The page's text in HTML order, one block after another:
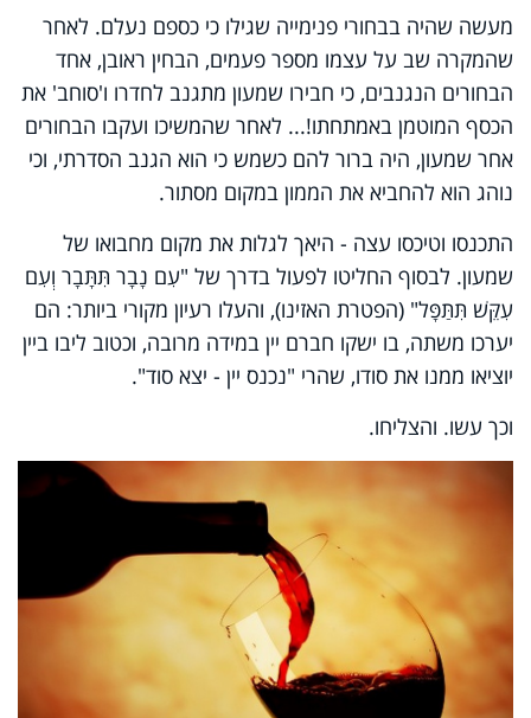
מעשה שהיה בבחורי פנימייה שגילו כי כספם נעלם. לאחר
שהמקרה שב על עצמו מספר פעמים, הבחין ראובן, אחד
הבחורים הנגנבים, כי חבירו שמעון מתגנב לחדרו ו'סוחב' את
הכסף המוטמן באמתחתו!... לאחר שהמשיכו ועקבו הבחורים
אחר שמעון, היה ברור להם כשמש כי הוא הגנב הסדרתי, וכי
נוהג הוא להחביא את הממון במקום מסתור.
התכנסו וטיכסו עצה - היאך לגלות את מקום מחבואו של
שמעון. לבסוף החליטו לפעול בדרך של "עִם נָבָר תִּתָּבָר וְעִם
עִקֵּשׁ תִּתַּפָּל" (הפטרת האזינו), והעלו רעיון מקורי ביותר: הם
יערכו משתה, בו ישקו חברם יין במידה מרובה, וכטוב ליבו ביין
יוציאו ממנו את סודו, שהרי "נכנס יין - יצא סוד".
וכך עשו. והצליחו.